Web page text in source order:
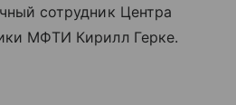
сотрудник Центра
МФТИ Кирилл Герке.